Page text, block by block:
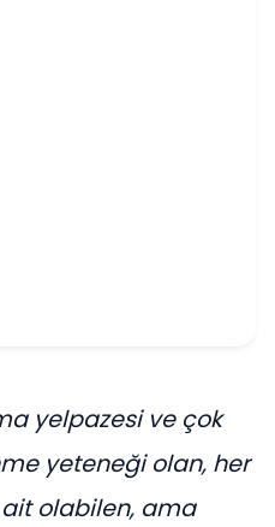
yelpazesi ve çok
yeteneği olan, her
ait olabilen, ama